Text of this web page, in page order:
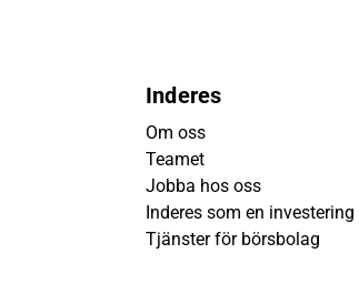
Inderes
Om oss
Teamet
Jobba hos oss
Inderes som en investering
Tjänster för börsbolag